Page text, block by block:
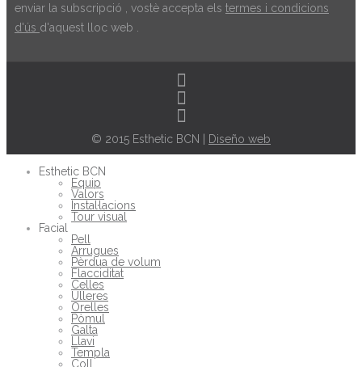
enviar la subscripció , vostè accepta els termes i condicions
d'ús d'aquest lloc web .
© 2015 Esthetic BCN | Diseño web
Esthetic BCN
Equip
Valors
Instal·lacions
Tour visual
Facial
Pell
Arrugues
Pèrdua de volum
Flacciditat
Celles
Ulleres
Orelles
Pòmul
Galta
Llavi
Templa
Coll